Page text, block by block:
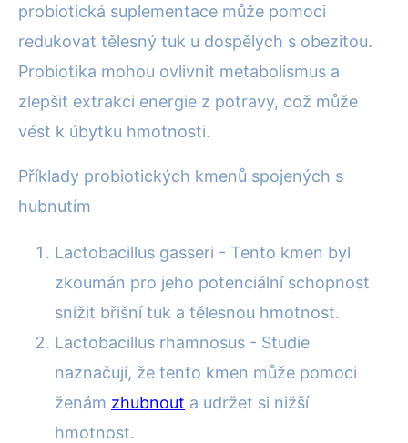
probiotická suplementace může pomoci
redukovat tělesný tuk u dospělých s obezitou.
Probiotika mohou ovlivnit metabolismus a
zlepšit extrakci energie z potravy, což může
vést k úbytku hmotnosti.
Příklady probiotických kmenů spojených s
hubnutím
Lactobacillus gasseri - Tento kmen byl
zkoumán pro jeho potenciální schopnost
snížit břišní tuk a tělesnou hmotnost.
Lactobacillus rhamnosus - Studie
naznačují, že tento kmen může pomoci
ženám zhubnout a udržet si nižší
hmotnost.